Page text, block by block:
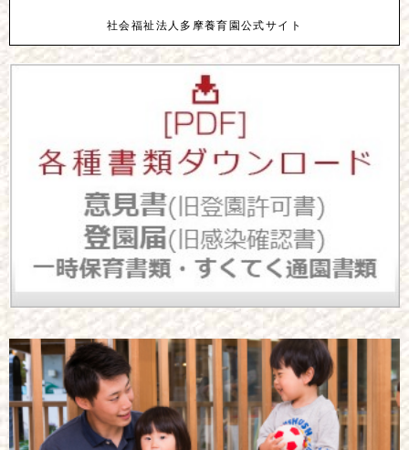
社会福祉法人多摩養育園公式サイト